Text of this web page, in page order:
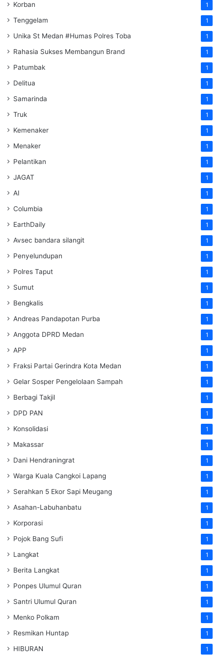
Korban 1
Tenggelam 1
Unika St Medan #Humas Polres Toba 1
Rahasia Sukses Membangun Brand 1
Patumbak 1
Delitua 1
Samarinda 1
Truk 1
Kemenaker 1
Menaker 1
Pelantikan 1
JAGAT 1
AI 1
Columbia 1
EarthDaily 1
Avsec bandara silangit 1
Penyelundupan 1
Polres Taput 1
Sumut 1
Bengkalis 1
Andreas Pandapotan Purba 1
Anggota DPRD Medan 1
APP 1
Fraksi Partai Gerindra Kota Medan 1
Gelar Sosper Pengelolaan Sampah 1
Berbagi Takjil 1
DPD PAN 1
Konsolidasi 1
Makassar 1
Dani Hendraningrat 1
Warga Kuala Cangkoi Lapang 1
Serahkan 5 Ekor Sapi Meugang 1
Asahan-Labuhanbatu 1
Korporasi 1
Pojok Bang Sufi 1
Langkat 1
Berita Langkat 1
Ponpes Ulumul Quran 1
Santri Ulumul Quran 1
Menko Polkam 1
Resmikan Huntap 1
HIBURAN 1